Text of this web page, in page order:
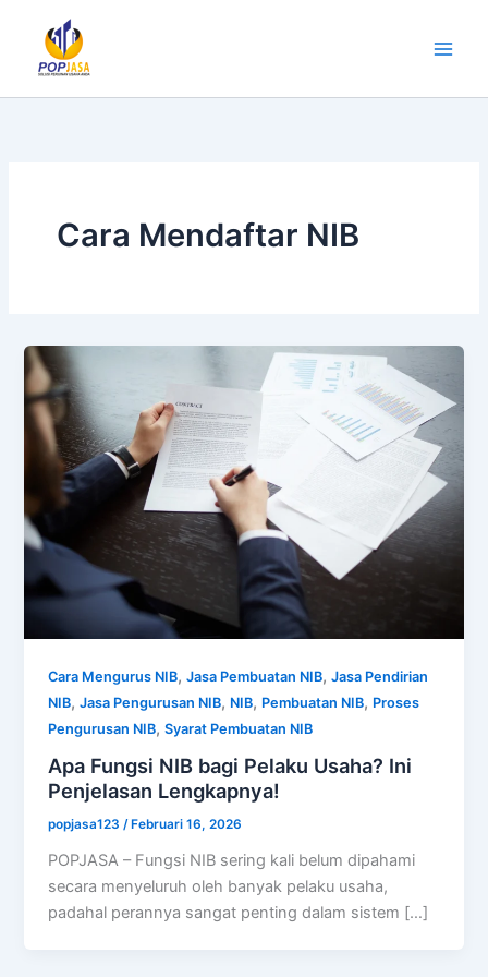
konten
Cara Mendaftar NIB
Cara Mengurus NIB,Jasa Pembuatan NIB,Jasa Pendirian
NIB,Jasa Pengurusan NIB, NIB, Pembuatan NIB, Proses
Pengurusan NIB,Syarat Pembuatan NIB
Apa Fungsi NIB bagi Pelaku Usaha? Ini
Penjelasan Lengkapnya!
popjasa123/ Februari 16, 2026
POPJASA – Fungsi NIB sering kali belum dipahami
secara menyeluruh oleh banyak pelaku usaha,
padahal perannya sangat penting dalam sistem […]